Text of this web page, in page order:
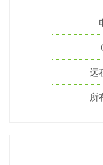
远
所